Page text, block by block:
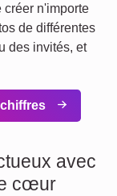
créer n'importe
de différentes
des invités, et
avec
cœur